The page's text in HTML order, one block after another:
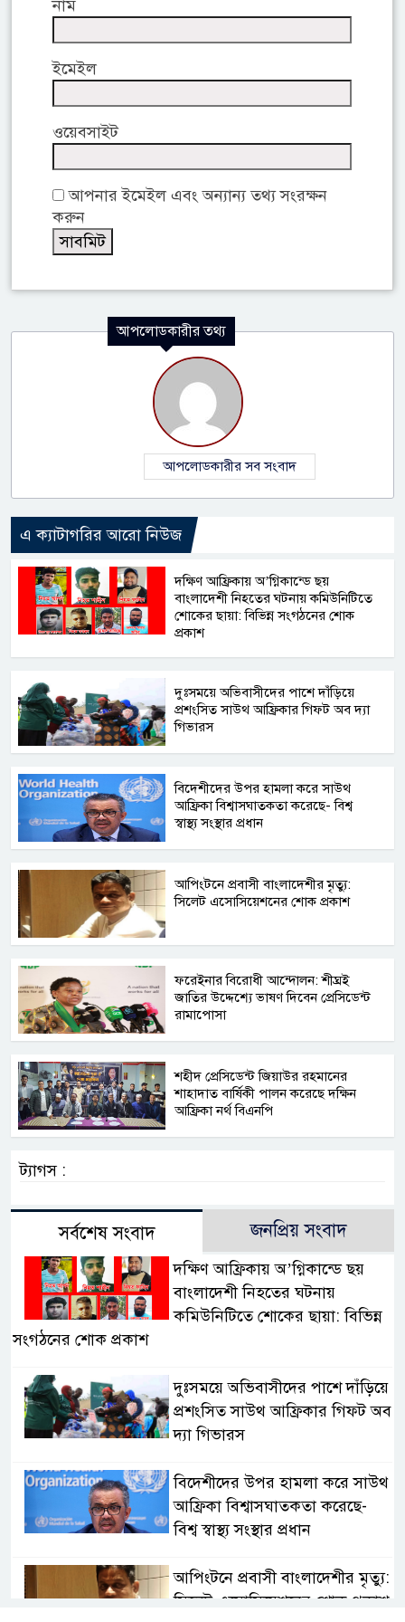
নাম
ইমেইল
ওয়েবসাইট
আপনার ইমেইল এবং অন্যান্য তথ্য সংরক্ষন
করুন
আপলোডকারীর তথ্য
আপলোডকারীর সব সংবাদ
এ ক্যাটাগরির আরো নিউজ
দক্ষিণ আফ্রিকায় অ’গ্নিকান্ডে ছয়
বাংলাদেশী নিহতের ঘটনায় কমিউনিটিতে
শোকের ছায়া: বিভিন্ন সংগঠনের শোক
প্রকাশ
দুঃসময়ে অভিবাসীদের পাশে দাঁড়িয়ে
প্রশংসিত সাউথ আফ্রিকার গিফট অব দ্যা
গিভারস
বিদেশীদের উপর হামলা করে সাউথ
আফ্রিকা বিশ্বাসঘাতকতা করেছে- বিশ্ব
স্বাস্থ্য সংস্থার প্রধান
আপিংটনে প্রবাসী বাংলাদেশীর মৃত্যু:
সিলেট এসোসিয়েশনের শোক প্রকাশ
ফরেইনার বিরোধী আন্দোলন: শীঘ্রই
জাতির উদ্দেশ্যে ভাষণ দিবেন প্রেসিডেন্ট
রামাপোসা
শহীদ প্রেসিডেন্ট জিয়াউর রহমানের
শাহাদাত বার্ষিকী পালন করেছে দক্ষিন
আফ্রিকা নর্থ বিএনপি
ট্যাগস :
সর্বশেষ সংবাদ জনপ্রিয় সংবাদ
দক্ষিণ আফ্রিকায় অ’গ্নিকান্ডে ছয়
বাংলাদেশী নিহতের ঘটনায়
কমিউনিটিতে শোকের ছায়া: বিভিন্ন
সংগঠনের শোক প্রকাশ
দুঃসময়ে অভিবাসীদের পাশে দাঁড়িয়ে
প্রশংসিত সাউথ আফ্রিকার গিফট অব
দ্যা গিভারস
বিদেশীদের উপর হামলা করে সাউথ
আফ্রিকা বিশ্বাসঘাতকতা করেছে-
বিশ্ব স্বাস্থ্য সংস্থার প্রধান
আপিংটনে প্রবাসী বাংলাদেশীর মৃত্যু:
সিলেট এসোসিয়েশনের শোক প্রকাশ